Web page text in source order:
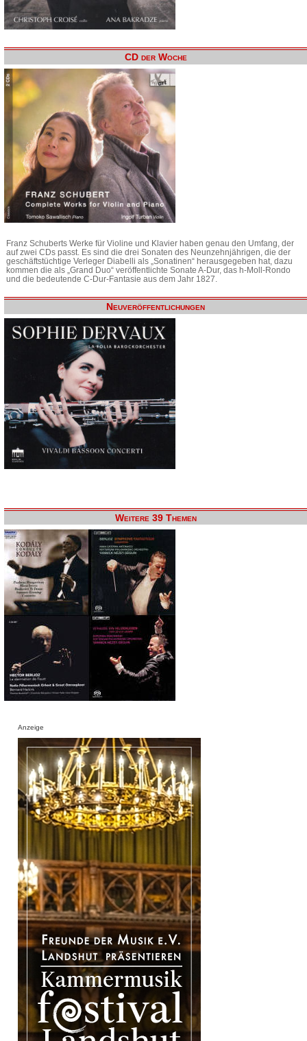
CD der Woche
Franz Schuberts Werke für Violine und Klavier haben genau den Umfang, der
auf zwei CDs passt. Es sind die drei Sonaten des Neunzehnjährigen, die der
geschäftstüchtige Verleger Diabelli als „Sonatinen“ herausgegeben hat, dazu
kommen die als „Grand Duo“ veröffentlichte Sonate A-Dur, das h-Moll-Rondo
und die bedeutende C-Dur-Fantasie aus dem Jahr 1827.
Neuveröffentlichungen
Weitere 39 Themen
Anzeige